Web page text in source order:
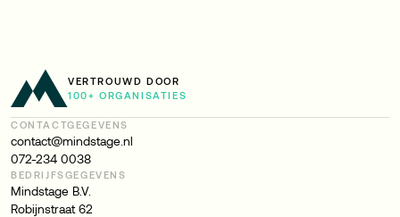
VERTROUWD DOOR
100+ ORGANISATIES
CONTACTGEGEVENS
contact@mindstage.nl
072-234 0038
BEDRIJFSGEGEVENS
Mindstage B.V.
Robijnstraat 62